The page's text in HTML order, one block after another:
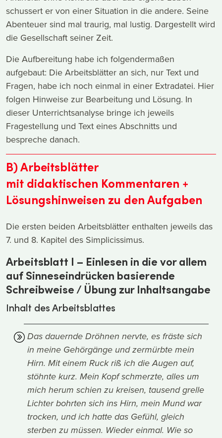
schussert er von einer Situation in die andere. Seine
Abenteuer sind mal traurig, mal lustig. Dargestellt wird
die Gesellschaft seiner Zeit.
Die Aufbereitung habe ich folgendermaßen
aufgebaut: Die Arbeitsblätter an sich, nur Text und
Fragen, habe ich noch einmal in einer Extradatei. Hier
folgen Hinweise zur Bearbeitung und Lösung. In
dieser Unterrichtsanalyse bringe ich jeweils
Fragestellung und Text eines Abschnitts und
bespreche danach.
B) Arbeitsblätter
mit didaktischen Kommentaren +
Lösungshinweisen zu den Aufgaben
Die ersten beiden Arbeitsblätter enthalten jeweils das
7. und 8. Kapitel des Simplicissimus.
Arbeitsblatt I – Einlesen in die vor allem
auf Sinneseindrücken basierende
Schreibweise / Übung zur Inhaltsangabe
Inhalt des Arbeitsblattes
Das dauernde Dröhnen nervte, es fräste sich
in meine Gehörgänge und zermürbte mein
Hirn. Mit einem Ruck riß ich die Augen auf,
stöhnte kurz. Mein Kopf schmerzte, alles um
mich herum schien zu kreisen, tausend grelle
Lichter bohrten sich ins Hirn, mein Mund war
trocken, und ich hatte das Gefühl, gleich
sterben zu müssen. Wieder einmal. Wie so